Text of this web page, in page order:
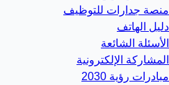
منصة جدارات للتوظيف
دليل الهاتف
الأسئلة الشائعة
المشاركة الإلكترونية
مبادرات رؤية 2030